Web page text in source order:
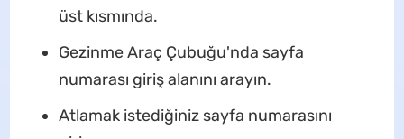
üst kısmında.
Gezinme Araç Çubuğu'nda sayfa
numarası giriş alanını arayın.
Atlamak istediğiniz sayfa numarasını